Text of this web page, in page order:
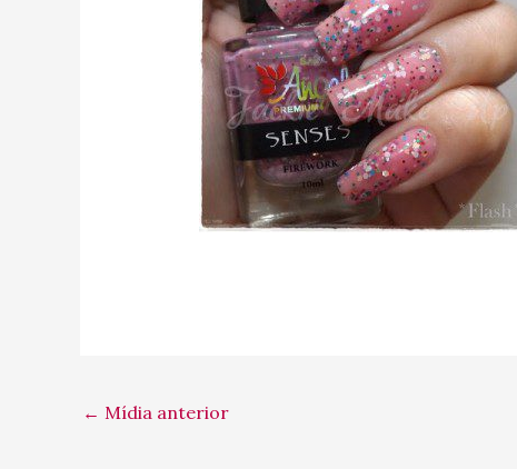
← Mídia anterior